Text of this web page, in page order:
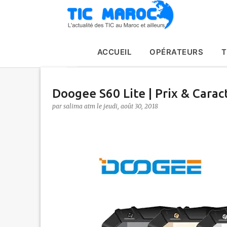
ACCUEIL OPÉRATEURS
Doogee S60 Lite | Prix &
par salima atm le jeudi, août 30, 2018